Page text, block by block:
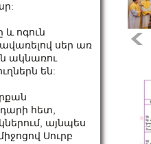
և ոգուն
սեր առ
ակնառու
են:
հետ,
այնպես
Սուրբ